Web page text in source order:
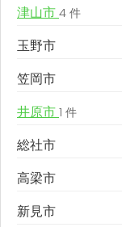
津山市 4 件
玉野市
笠岡市
井原市 1 件
総社市
高梁市
新見市